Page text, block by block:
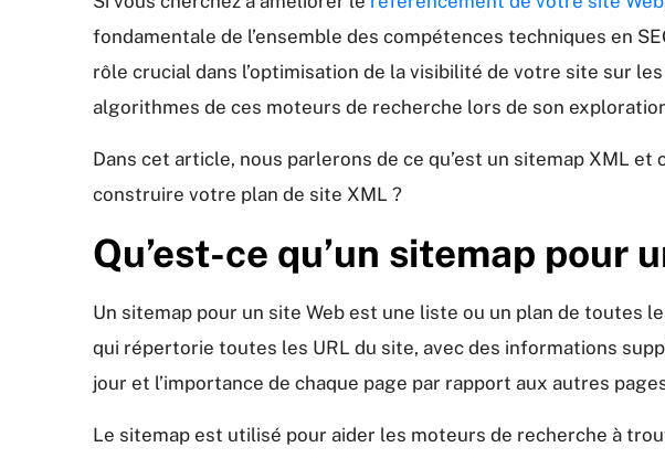
fondamentale de l’ensemble des compétences techniques en
rôle crucial dans l’optimisation de la visibilité de votre site sur
algorithmes de ces moteurs de recherche lors de son
Dans cet article, nous parlerons de ce qu’est un sitemap XML
construire votre plan de site XML ?
Qu’est-ce qu’un sitemap pour
Un sitemap pour un site Web est une liste ou un plan de toutes
qui répertorie toutes les URL du site, avec des informations
jour et l’importance de chaque page par rapport aux autres
Le sitemap est utilisé pour aider les moteurs de recherche à